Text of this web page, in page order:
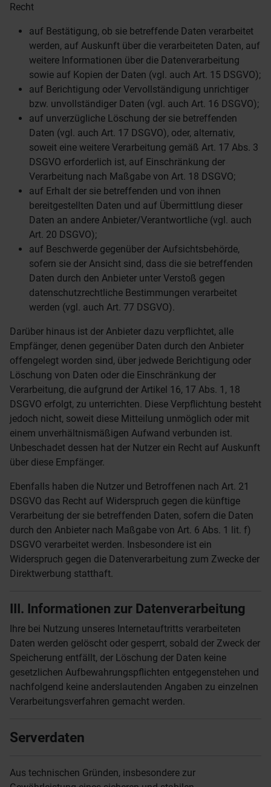
Recht
auf Bestätigung, ob sie betreffende Daten verarbeitet
werden, auf Auskunft über die verarbeiteten Daten, auf
weitere Informationen über die Datenverarbeitung
sowie auf Kopien der Daten (vgl. auch Art. 15 DSGVO);
auf Berichtigung oder Vervollständigung unrichtiger
bzw. unvollständiger Daten (vgl. auch Art. 16 DSGVO);
auf unverzügliche Löschung der sie betreffenden
Daten (vgl. auch Art. 17 DSGVO), oder, alternativ,
soweit eine weitere Verarbeitung gemäß Art. 17 Abs. 3
DSGVO erforderlich ist, auf Einschränkung der
Verarbeitung nach Maßgabe von Art. 18 DSGVO;
auf Erhalt der sie betreffenden und von ihnen
bereitgestellten Daten und auf Übermittlung dieser
Daten an andere Anbieter/Verantwortliche (vgl. auch
Art. 20 DSGVO);
auf Beschwerde gegenüber der Aufsichtsbehörde,
sofern sie der Ansicht sind, dass die sie betreffenden
Daten durch den Anbieter unter Verstoß gegen
datenschutzrechtliche Bestimmungen verarbeitet
werden (vgl. auch Art. 77 DSGVO).
Darüber hinaus ist der Anbieter dazu verpflichtet, alle
Empfänger, denen gegenüber Daten durch den Anbieter
offengelegt worden sind, über jedwede Berichtigung oder
Löschung von Daten oder die Einschränkung der
Verarbeitung, die aufgrund der Artikel 16, 17 Abs. 1, 18
DSGVO erfolgt, zu unterrichten. Diese Verpflichtung besteht
jedoch nicht, soweit diese Mitteilung unmöglich oder mit
einem unverhältnismäßigen Aufwand verbunden ist.
Unbeschadet dessen hat der Nutzer ein Recht auf Auskunft
über diese Empfänger.
Ebenfalls haben die Nutzer und Betroffenen nach Art. 21
DSGVO das Recht auf Widerspruch gegen die künftige
Verarbeitung der sie betreffenden Daten, sofern die Daten
durch den Anbieter nach Maßgabe von Art. 6 Abs. 1 lit. f)
DSGVO verarbeitet werden. Insbesondere ist ein
Widerspruch gegen die Datenverarbeitung zum Zwecke der
Direktwerbung statthaft.
III. Informationen zur Datenverarbeitung
Ihre bei Nutzung unseres Internetauftritts verarbeiteten
Daten werden gelöscht oder gesperrt, sobald der Zweck der
Speicherung entfällt, der Löschung der Daten keine
gesetzlichen Aufbewahrungspflichten entgegenstehen und
nachfolgend keine anderslautenden Angaben zu einzelnen
Verarbeitungsverfahren gemacht werden.
Serverdaten
Aus technischen Gründen, insbesondere zur